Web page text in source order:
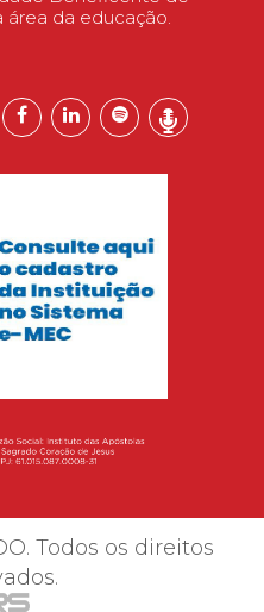
área da educação.
Todos os direitos